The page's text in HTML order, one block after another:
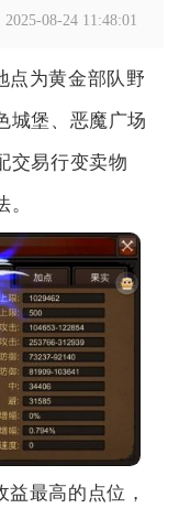
08-24 11:48:01
点为黄金部队野
城堡、恶魔广场
交易行变卖物
最高的点位，